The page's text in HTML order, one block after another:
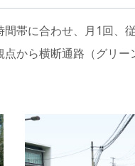
帯に合わせ、月1回
から横断通路（グリ